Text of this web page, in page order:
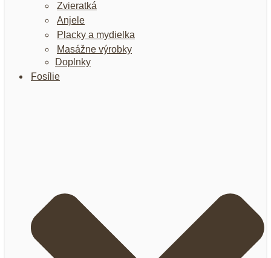
Zvieratká
Anjele
Placky a mydielka
Masážne výrobky
Doplnky
Fosílie